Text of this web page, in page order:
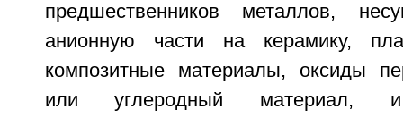
предшественников металлов,
анионную части на керамику,
композитные материалы, оксиды
или углеродный материал, и